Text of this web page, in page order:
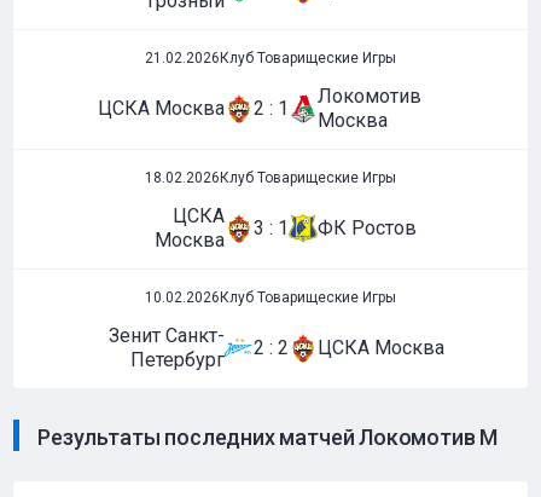
21.02.2026 Клуб Товарищеские Игры
ЦСКА Москва 2 : 1
Локомотив
Москва
18.02.2026 Клуб Товарищеские Игры
ЦСКА
Москва
3 : 1 ФК Ростов
10.02.2026 Клуб Товарищеские Игры
Зенит Санкт-
Петербург
2 : 2 ЦСКА Москва
Результаты последних матчей Локомотив М